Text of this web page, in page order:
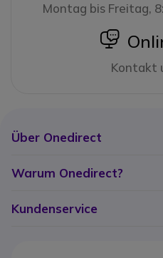
Montag bis Freitag,
icon
Kontakt
Über Onedirect
Warum Onedirect?
Kundenservice